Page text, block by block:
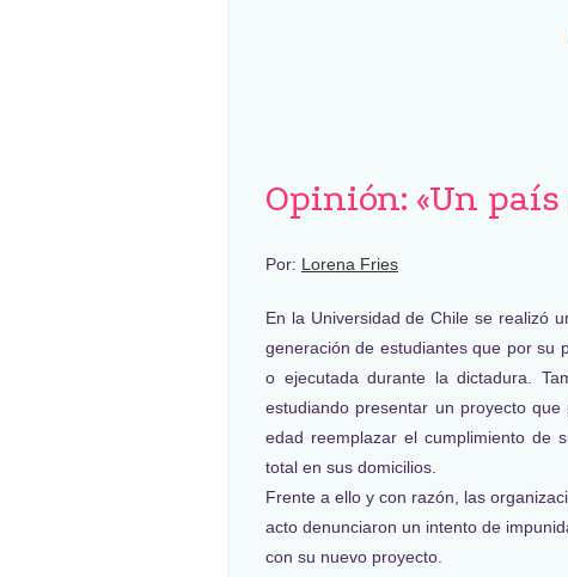
Opinión: «Un país
Por: Lorena Fries
En la Universidad de Chile se realizó
generación de estudiantes que por su
o ejecutada durante la dictadura.
estudiando presentar un proyecto
edad reemplazar el cumplimiento de
total en sus domicilios.
Frente a ello y con razón, las
acto denunciaron un intento de
con su nuevo proyecto.